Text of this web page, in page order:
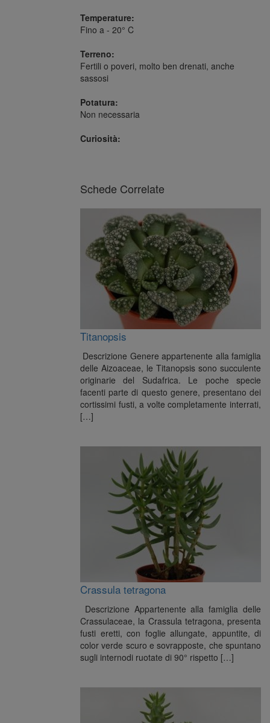
Temperature:
Fino a - 20° C
Terreno:
Fertili o poveri, molto ben drenati, anche
sassosi
Potatura:
Non necessaria
Curiosità:
Schede Correlate
Titanopsis
Descrizione Genere appartenente alla famiglia
delle Aizoaceae, le Titanopsis sono succulente
originarie del Sudafrica. Le poche specie
facenti parte di questo genere, presentano dei
cortissimi fusti, a volte completamente interrati,
[…]
Crassula tetragona
Descrizione Appartenente alla famiglia delle
Crassulaceae, la Crassula tetragona, presenta
fusti eretti, con foglie allungate, appuntite, di
color verde scuro e sovrapposte, che spuntano
sugli internodi ruotate di 90° rispetto […]